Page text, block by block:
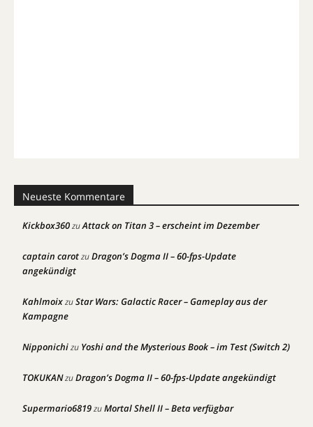
Neueste Kommentare
Kickbox360zuAttack on Titan 3 – erscheint im Dezember
captain carotzuDragon’s Dogma II – 60-fps-Update
angekündigt
KahlmoixzuStar Wars: Galactic Racer – Gameplay aus der
Kampagne
Nipponichizu Yoshi and the Mysterious Book – im Test (Switch 2)
TOKUKANzuDragon’s Dogma II – 60-fps-Update angekündigt
Supermario6819zuMortal Shell II – Beta verfügbar